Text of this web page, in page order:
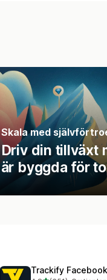
Skala med
Driv din tillväxt
är byggda för
Trackify